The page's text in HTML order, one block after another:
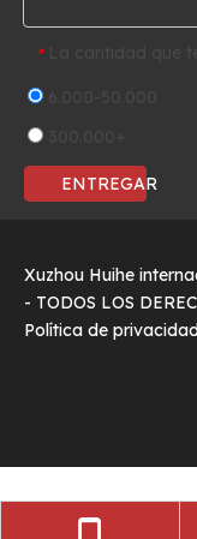
*
ENTREGAR
Xuzhou Huihe
- TODOS LOS
Política de